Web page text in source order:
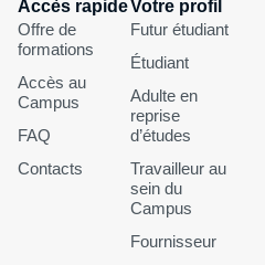
Accès rapide
Offre de
formations
Accès au
Campus
FAQ
Contacts
Votre profil
Futur étudiant
Étudiant
Adulte en
reprise
d’études
Travailleur au
sein du
Campus
Fournisseur